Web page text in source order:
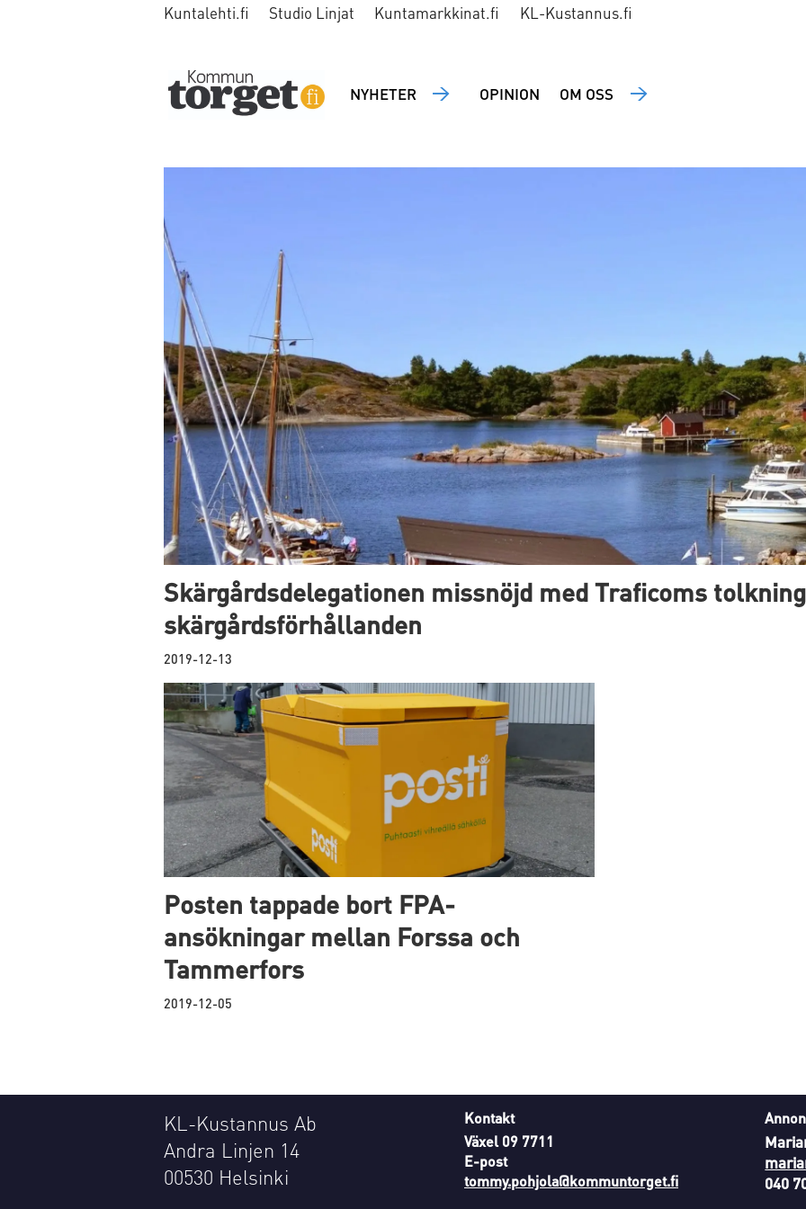
Kuntalehti.fi Studio Linjat Kuntamarkkinat.fi KL-Kustannus.fi
NYHETER OPINION OM OSS
Skärgårdsdelegationen missnöjd med Traficoms
skärgårdsförhållanden
2019-12-13
Posten tappade bort FPA-
ansökningar mellan Forssa och
Tammerfors
2019-12-05
KL-Kustannus Ab
Andra Linjen 14
00530 Helsinki
Kontakt
Växel 09 7711
E-post
tommy.pohjola@kommuntorget.fi
040